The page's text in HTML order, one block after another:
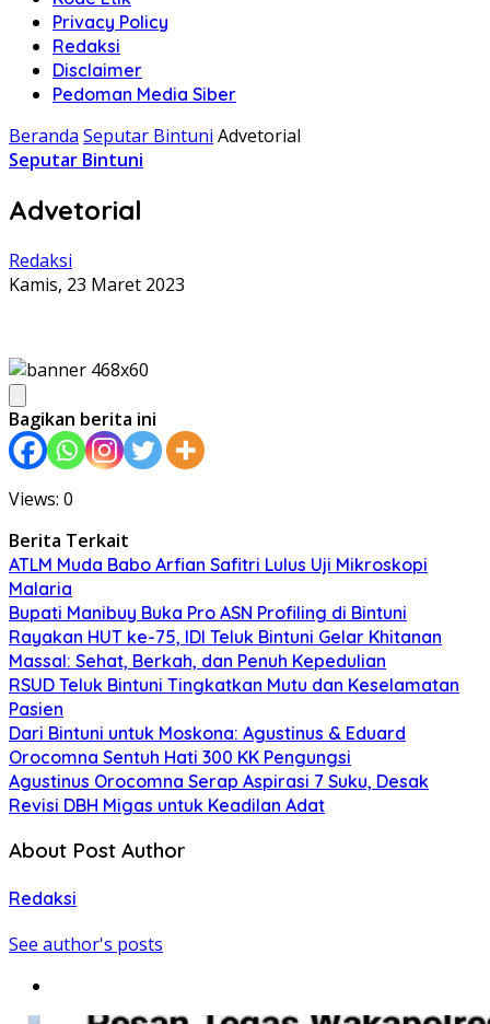
Privacy Policy
Redaksi
Disclaimer
Pedoman Media Siber
Beranda Seputar Bintuni Advetorial
Seputar Bintuni
Advetorial
Redaksi
Kamis, 23 Maret 2023
Bagikan berita ini
Views: 0
Berita Terkait
ATLM Muda Babo Arfian Safitri Lulus Uji Mikroskopi
Malaria
Bupati Manibuy Buka Pro ASN Profiling di Bintuni
Rayakan HUT ke-75, IDI Teluk Bintuni Gelar Khitanan
Massal: Sehat, Berkah, dan Penuh Kepedulian
RSUD Teluk Bintuni Tingkatkan Mutu dan Keselamatan
Pasien
Dari Bintuni untuk Moskona: Agustinus & Eduard
Orocomna Sentuh Hati 300 KK Pengungsi
Agustinus Orocomna Serap Aspirasi 7 Suku, Desak
Revisi DBH Migas untuk Keadilan Adat
About Post Author
Redaksi
See author's posts